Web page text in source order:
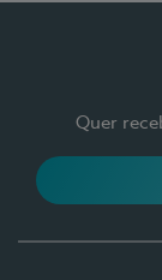
Quer